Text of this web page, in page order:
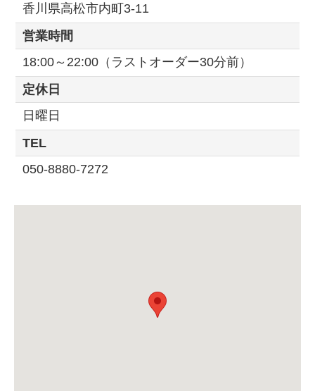
香川県高松市内町3-11
営業時間
18:00～22:00（ラストオーダー30分前）
定休日
日曜日
TEL
050-8880-7272